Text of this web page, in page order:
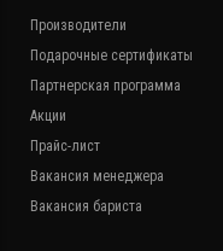
Производители
Подарочные сертификаты
Партнерская программа
Акции
Прайс-лист
Вакансия менеджера
Вакансия бариста